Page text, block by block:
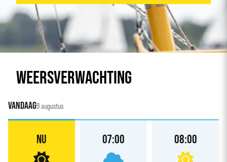
WEERSVERWACHTING
VANDAAG9 augustus
NU 07:00 08:00